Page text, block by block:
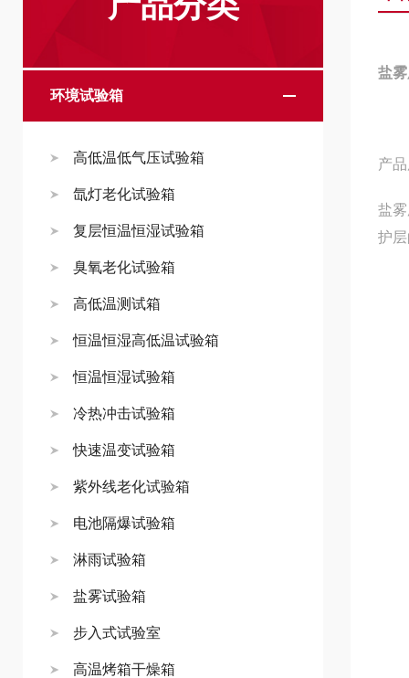
环境试验箱
高低温低气压试验箱
氙灯老化试验箱
复层恒温恒湿试验箱
臭氧老化试验箱
高低温测试箱
恒温恒湿高低温试验箱
恒温恒湿试验箱
冷热冲击试验箱
快速温变试验箱
紫外线老化试验箱
电池隔爆试验箱
淋雨试验箱
盐雾试验箱
步入式试验室
高温烤箱干燥箱
盐
产
盐
护